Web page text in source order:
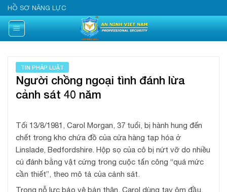
Skip
to
content
HỒ SƠ NĂNG LỰC
TIN PHÁP LUẬT
Người chồng ngoại tình đánh lừa
cảnh sát 40 năm
Tối 13/8/1981, Carol Morgan, 37 tuổi, bị hành hung đến
chết trong kho chứa đồ của cửa hàng tạp hóa ở
Linslade, Bedfordshire. Hộp sọ của cô bị nứt vỡ do nhiều
cú đánh bằng vật cứng trong cuộc tấn công “quá mức
cần thiết”, theo mô tả của cảnh sát.
Trong nỗ lực bảo vệ bản thân, Carol dùng tay ôm đầu,